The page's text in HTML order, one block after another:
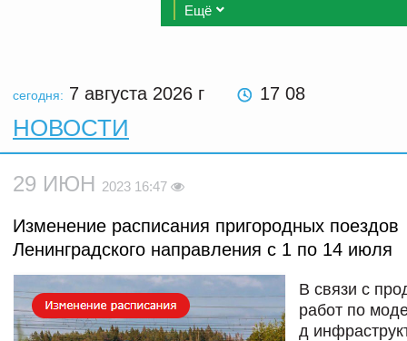
Ещё
сегодня: 7 августа 2026 г 17:08
НОВОСТИ
29 ИЮН 2023 16:47
Изменение расписания пригородных поездов
Ленинградского направления с 1 по 14 июля
В связи с
работ по
д